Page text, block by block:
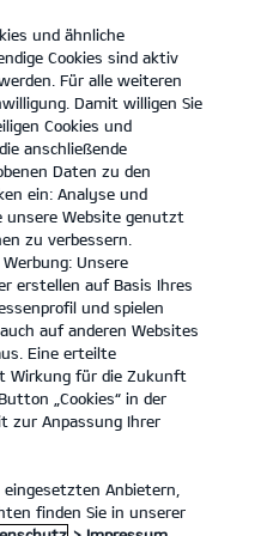
KONTAKT
4,9 – 5,6 l/100km; CO₂-
CO₂-Klasse D.
5,5 – 5,8 l/100km; CO₂-
CO₂-Klasse D.
5,3 – 6,3 l/100km; CO₂-
CO₂-Klasse E.
6,1 – 6,3 l/100km; CO₂-
6,3 l/100km; CO₂-
Klasse E.
kombiniert 5,7 – 6,4
– 145 g/km. CO₂-Klasse D
g/km. CO₂-Klasse D – F.
6,2 – 6,6 l/100km; CO₂-
CO₂-Klasse F.
und ähnliche
Cookies sind aktiv
Für alle weiteren
Damit willigen Sie
Cookies und
anschließende
Daten zu den
ein: Analyse und
unsere Website genutzt
zu verbessern.
Unsere
erstellen auf Basis Ihres
und spielen
auf anderen Websites
Eine erteilte
Wirkung für die Zukunft
„Cookies“ in der
zur Anpassung Ihrer
Anbietern,
finden Sie in unserer